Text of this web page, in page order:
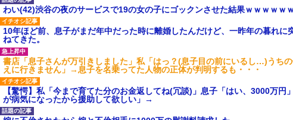
わい(42)渋谷の夜のサービスで19の女の子にゴックンさせた結果ｗｗｗｗｗ
10年ほど前、息子がまだ年中だった時に離婚したんだけど、一昨年の暮れに
ねてきた。
書店「息子さんが万引きしました」私「はっ？(息子目の前にいるし…)うち
えに行きません」→息子を名乗ってた人物の正体が判明するも・・・
【驚愕】私「今まで育てた分のお金返してね(冗談)」息子「はい、3000万
が病気になったから援助して欲しい」→